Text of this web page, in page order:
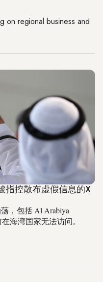
on regional business and
指控散布虚假信息的X
，包括 Al Arabiya
海湾国家无法访问。